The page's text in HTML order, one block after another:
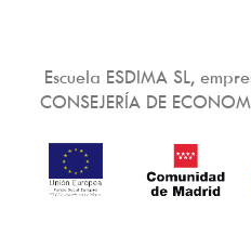
Escuela ESDIMA SL,
CONSEJERÍA DE